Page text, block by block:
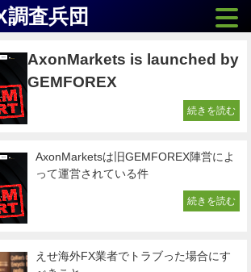
調査兵団
AxonMarkets is launched by
GEMFOREX
続きを読む
AxonMarketsは旧GEMFOREX陣営によ
って運営されている件
続きを読む
えせ海外FX業者でトラブった場合にす